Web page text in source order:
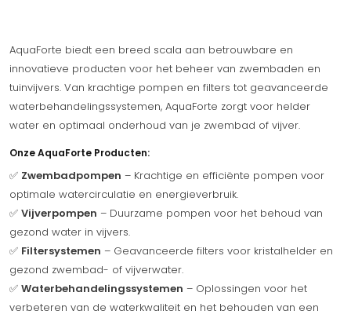
AquaForte biedt een breed scala aan betrouwbare en
innovatieve producten voor het beheer van zwembaden en
tuinvijvers. Van krachtige pompen en filters tot geavanceerde
waterbehandelingssystemen, AquaForte zorgt voor helder
water en optimaal onderhoud van je zwembad of vijver.
Onze AquaForte Producten:
✅ Zwembadpompen – Krachtige en efficiënte pompen voor
optimale watercirculatie en energieverbruik.
✅ Vijverpompen – Duurzame pompen voor het behoud van
gezond water in vijvers.
✅ Filtersystemen – Geavanceerde filters voor kristalhelder en
gezond zwembad- of vijverwater.
✅ Waterbehandelingssystemen – Oplossingen voor het
verbeteren van de waterkwaliteit en het behouden van een